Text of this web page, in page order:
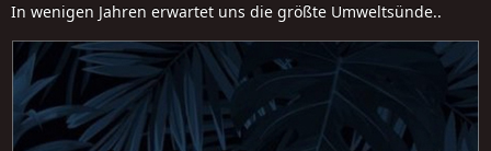
In wenigen Jahren erwartet uns die größte Umweltsünde..